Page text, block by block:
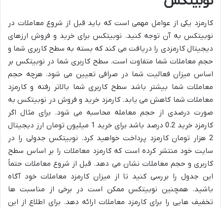
کارمزد یکی از عوامل مهمی است که باید قبل از شروع معاملات در
نوبیتکس به آن توجه کنید. نوبیتکس برای خرید و فروش ارزهای
دیجیتال کارمزدی را دریافت می کند که بسته به سطح کاربری شما و
حجم معاملات شما متفاوت است. سطح کاربری شما در نوبیتکس بر
اساس میزان فعالیت شما در صرافی تعیین می شود. هرچه حجم
معاملات شما بیشتر باشد سطح کاربری شما بالاتر رفته و کارمزد
معاملات شما کاهش می یابد. کارمزد خرید و فروش در نوبیتکس به
صورت درصدی از حجم معامله محاسبه می شود. برای مثال اگر
کارمزد خرید 0.2 درصد باشد برای خرید 1 میلیون تومان ارز دیجیتال
2 هزار تومان کارمزد پرداخت خواهید کرد. نوبیتکس جدولی را در
سایت خود منتشر کرده است که کارمزد معاملات را بر اساس سطح
کاربری و حجم معاملات نشان می دهد. قبل از شروع معاملات حتماً
این جدول را بررسی کنید تا از میزان کارمزد معاملات خود آگاه
باشید. همچنین نوبیتکس ممکن است در برخی از مناسبت ها
تخفیف هایی را برای کارمزد معاملات ارائه دهد. برای اطلاع از این